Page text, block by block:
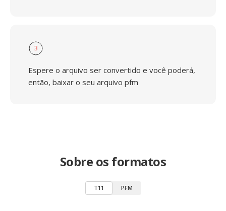
3
Espere o arquivo ser convertido e você poderá,
então, baixar o seu arquivo pfm
Sobre os formatos
T11 PFM